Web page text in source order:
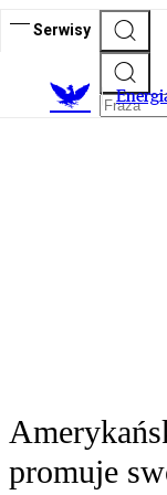
Serwisy
E
promuje